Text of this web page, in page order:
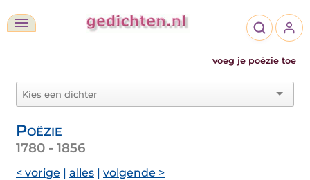
voeg je poëzie toe
Poëzie
1780 - 1856
< vorige | alles | volgende >